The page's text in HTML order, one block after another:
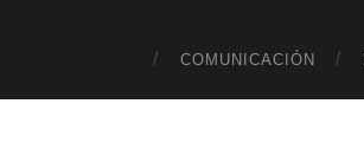
COMUNICACIÓN